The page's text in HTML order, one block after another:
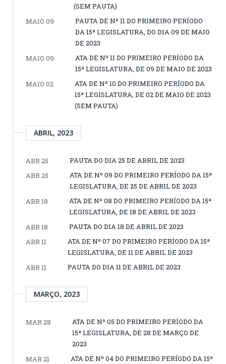
(SEM PAUTA)
MAIO 09
PAUTA DE Nº 11 DO PRIMEIRO PERÍODO
DA 15ª LEGISLATURA, DO DIA 09 DE MAIO
DE 2023
MAIO 09
ATA DE Nº 11 DO PRIMEIRO PERÍODO DA
15ª LEGISLATURA, DE 09 DE MAIO DE 2023
MAIO 02
ATA DE Nº 10 DO PRIMEIRO PERÍODO DA
15ª LEGISLATURA, DE 02 DE MAIO DE 2023
(SEM PAUTA)
ABRIL, 2023
ABR 25
PAUTA DO DIA 25 DE ABRIL DE 2023
ABR 25
ATA DE Nº 09 DO PRIMEIRO PERÍODO DA 15ª
LEGISLATURA, DE 25 DE ABRIL DE 2023
ABR 18
ATA DE Nº 08 DO PRIMEIRO PERÍODO DA 15ª
LEGISLATURA, DE 18 DE ABRIL DE 2023
ABR 18
PAUTA DO DIA 18 DE ABRIL DE 2023
ABR 11
ATA DE Nº 07 DO PRIMEIRO PERÍODO DA 15ª
LEGISLATURA, DE 11 DE ABRIL DE 2023
ABR 11
PAUTA DO DIA 11 DE ABRIL DE 2023
MARÇO, 2023
MAR 28
ATA DE Nº 05 DO PRIMEIRO PERÍODO DA
15ª LEGISLATURA, DE 28 DE MARÇO DE
2023
MAR 21
ATA DE Nº 04 DO PRIMEIRO PERÍODO DA 15ª